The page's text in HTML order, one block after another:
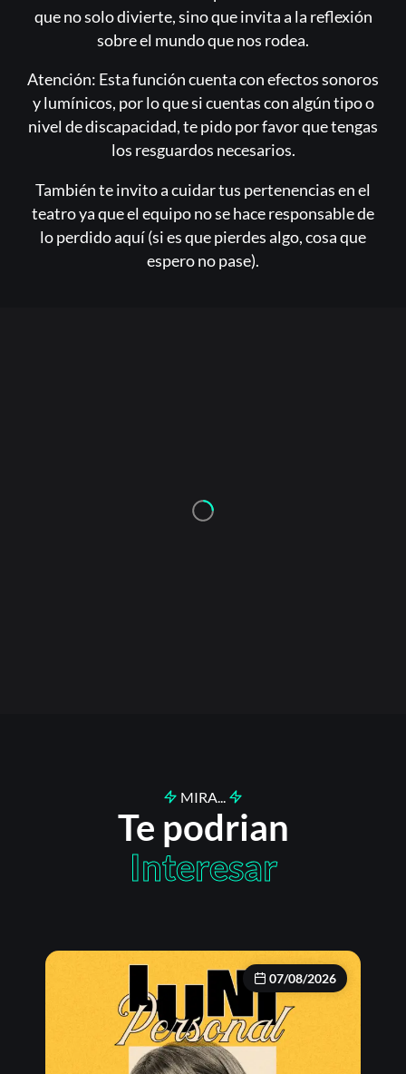
que no solo divierte, sino que invita a la reflexión
sobre el mundo que nos rodea.
Atención: Esta función cuenta con efectos sonoros
y lumínicos, por lo que si cuentas con algún tipo o
nivel de discapacidad, te pido por favor que tengas
los resguardos necesarios.
También te invito a cuidar tus pertenencias en el
teatro ya que el equipo no se hace responsable de
lo perdido aquí (si es que pierdes algo, cosa que
espero no pase).
MIRA...
Te podrian
Interesar
07/08/2026